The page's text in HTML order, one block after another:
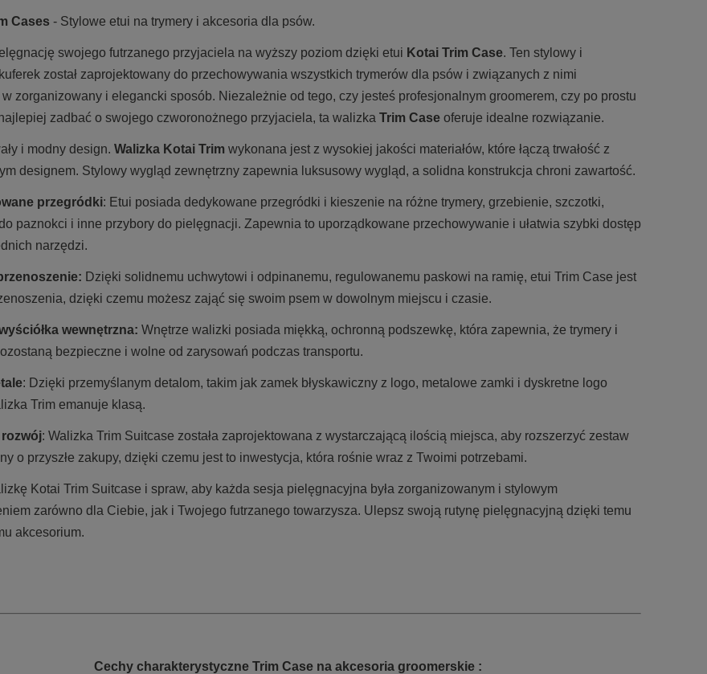
Cases - Stylowe etui na trymery i akcesoria dla psów.
swojego futrzanego przyjaciela na wyższy poziom dzięki etui Kotai Trim Case. Ten stylowy i
został zaprojektowany do przechowywania wszystkich trymerów dla psów i związanych z nimi
zorganizowany i elegancki sposób. Niezależnie od tego, czy jesteś profesjonalnym groomerem, czy po prostu
zadbać o swojego czworonożnego przyjaciela, ta walizka Trim Case oferuje idealne rozwiązanie.
i modny design. Walizka Kotai Trim wykonana jest z wysokiej jakości materiałów, które łączą trwałość z
designem. Stylowy wygląd zewnętrzny zapewnia luksusowy wygląd, a solidna konstrukcja chroni zawartość.
przegródki: Etui posiada dedykowane przegródki i kieszenie na różne trymery, grzebienie, szczotki,
paznokci i inne przybory do pielęgnacji. Zapewnia to uporządkowane przechowywanie i ułatwia szybki dostęp
narzędzi.
Dzięki solidnemu uchwytowi i odpinanemu, regulowanemu paskowi na ramię, etui Trim Case jest
dzięki czemu możesz zająć się swoim psem w dowolnym miejscu i czasie.
wewnętrzna: Wnętrze walizki posiada miękką, ochronną podszewkę, która zapewnia, że trymery i
bezpieczne i wolne od zarysowań podczas transportu.
: Dzięki przemyślanym detalom, takim jak zamek błyskawiczny z logo, metalowe zamki i dyskretne logo
Trim emanuje klasą.
rozwój: Walizka Trim Suitcase została zaprojektowana z wystarczającą ilością miejsca, aby rozszerzyć zestaw
o przyszłe zakupy, dzięki czemu jest to inwestycja, która rośnie wraz z Twoimi potrzebami.
Kotai Trim Suitcase i spraw, aby każda sesja pielęgnacyjna była zorganizowanym i stylowym
zarówno dla Ciebie, jak i Twojego futrzanego towarzysza. Ulepsz swoją rutynę pielęgnacyjną dzięki temu
akcesorium.
Cechy charakterystyczne Trim Case na akcesoria groomerskie :